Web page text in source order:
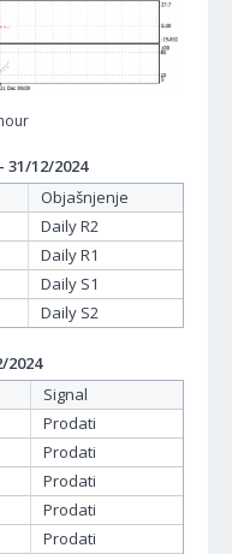
12/2024
Objašnjenje
Daily R2
Daily R1
Daily S1
Daily S2
2024
Signal
Prodati
Prodati
Prodati
Prodati
Prodati